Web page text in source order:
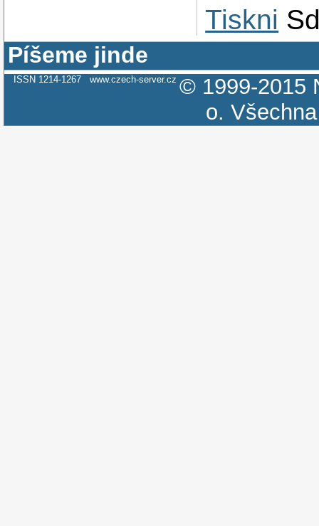
Tiskni
Píšeme jinde
ISSN 1214-1267 www.czech-server.cz © 1999-2015
o.